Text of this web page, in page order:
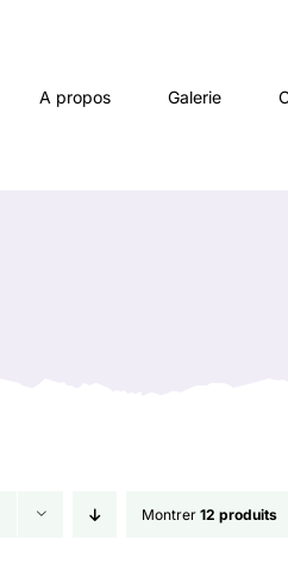
A propos Galerie
Montrer 12 produits